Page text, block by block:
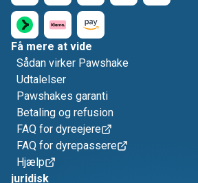
Få mere at vide
Sådan virker Pawshake
Udtalelser
Pawshakes garanti
Betaling og refusion
FAQ for dyreejere
FAQ for dyrepassere
Hjælp
juridisk